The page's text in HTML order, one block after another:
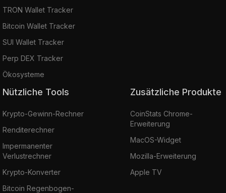
TRON Wallet Tracker
Bitcoin Wallet Tracker
SUI Wallet Tracker
Perp DEX Tracker
Ökosysteme
Nützliche Tools
Krypto-Gewinn-Rechner
Renditerechner
Impermanenter
Verlustrechner
Krypto-Konverter
Bitcoin Regenbogen-
Zusätzliche Produkte
CoinStats Chrome-
Erweiterung
MacOS-Widget
Mozilla-Erweiterung
Apple TV